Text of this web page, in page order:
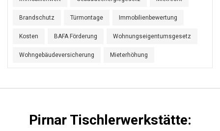
Brandschutz Türmontage Immobilienbewertung
Kosten BAFA Förderung Wohnungseigentumsgesetz
Wohngebäudeversicherung Mieterhöhung
Pirnar Tischlerwerkstätte: